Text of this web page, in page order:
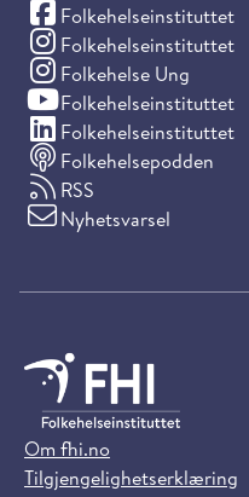
Folkehelseinstituttet
(Facebook)
Folkehelseinstituttet
(Instagram)
Folkehelse Ung
(Instagram)
Folkehelseinstituttet
(YouTube)
Folkehelseinstituttet
(LinkedIn)
Folkehelsepodden
RSS
Nyhetsvarsel
Om fhi.no
Tilgjengelighetserklæring